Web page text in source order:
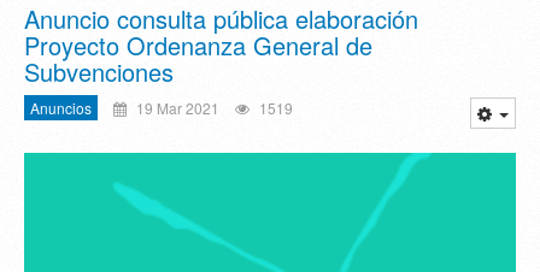
Anuncio consulta pública elaboración
Proyecto Ordenanza General de
Subvenciones
Anuncios 19 Mar 2021 1519